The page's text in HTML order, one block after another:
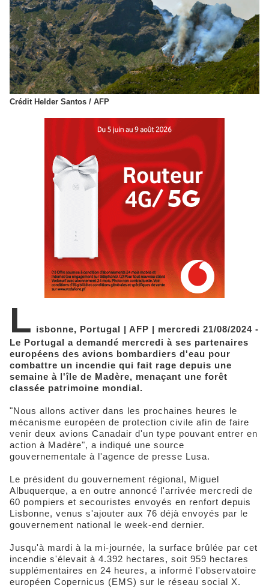
Crédit Helder Santos / AFP
L isbonne, Portugal | AFP | mercredi 21/08/2024 -
Le Portugal a demandé mercredi à ses partenaires
européens des avions bombardiers d'eau pour
combattre un incendie qui fait rage depuis une
semaine à l'île de Madère, menaçant une forêt
classée patrimoine mondial.
"Nous allons activer dans les prochaines heures le
mécanisme européen de protection civile afin de faire
venir deux avions Canadair d'un type pouvant entrer en
action à Madère", a indiqué une source
gouvernementale à l'agence de presse Lusa.
Le président du gouvernement régional, Miguel
Albuquerque, a en outre annoncé l'arrivée mercredi de
60 pompiers et secouristes envoyés en renfort depuis
Lisbonne, venus s'ajouter aux 76 déjà envoyés par le
gouvernement national le week-end dernier.
Jusqu'à mardi à la mi-journée, la surface brûlée par cet
incendie s'élevait à 4.392 hectares, soit 959 hectares
supplémentaires en 24 heures, a informé l'observatoire
européen Copernicus (EMS) sur le réseau social X.